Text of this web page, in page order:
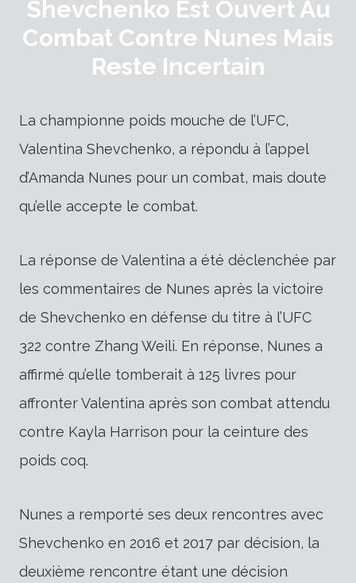
Shevchenko Est Ouvert Au
Combat Contre Nunes Mais
Reste Incertain
La championne poids mouche de l’UFC,
Valentina Shevchenko, a répondu à l’appel
d’Amanda Nunes pour un combat, mais doute
qu’elle accepte le combat.
La réponse de Valentina a été déclenchée par
les commentaires de Nunes après la victoire
de Shevchenko en défense du titre à l’UFC
322 contre Zhang Weili. En réponse, Nunes a
affirmé qu’elle tomberait à 125 livres pour
affronter Valentina après son combat attendu
contre Kayla Harrison pour la ceinture des
poids coq.
Nunes a remporté ses deux rencontres avec
Shevchenko en 2016 et 2017 par décision, la
deuxième rencontre étant une décision